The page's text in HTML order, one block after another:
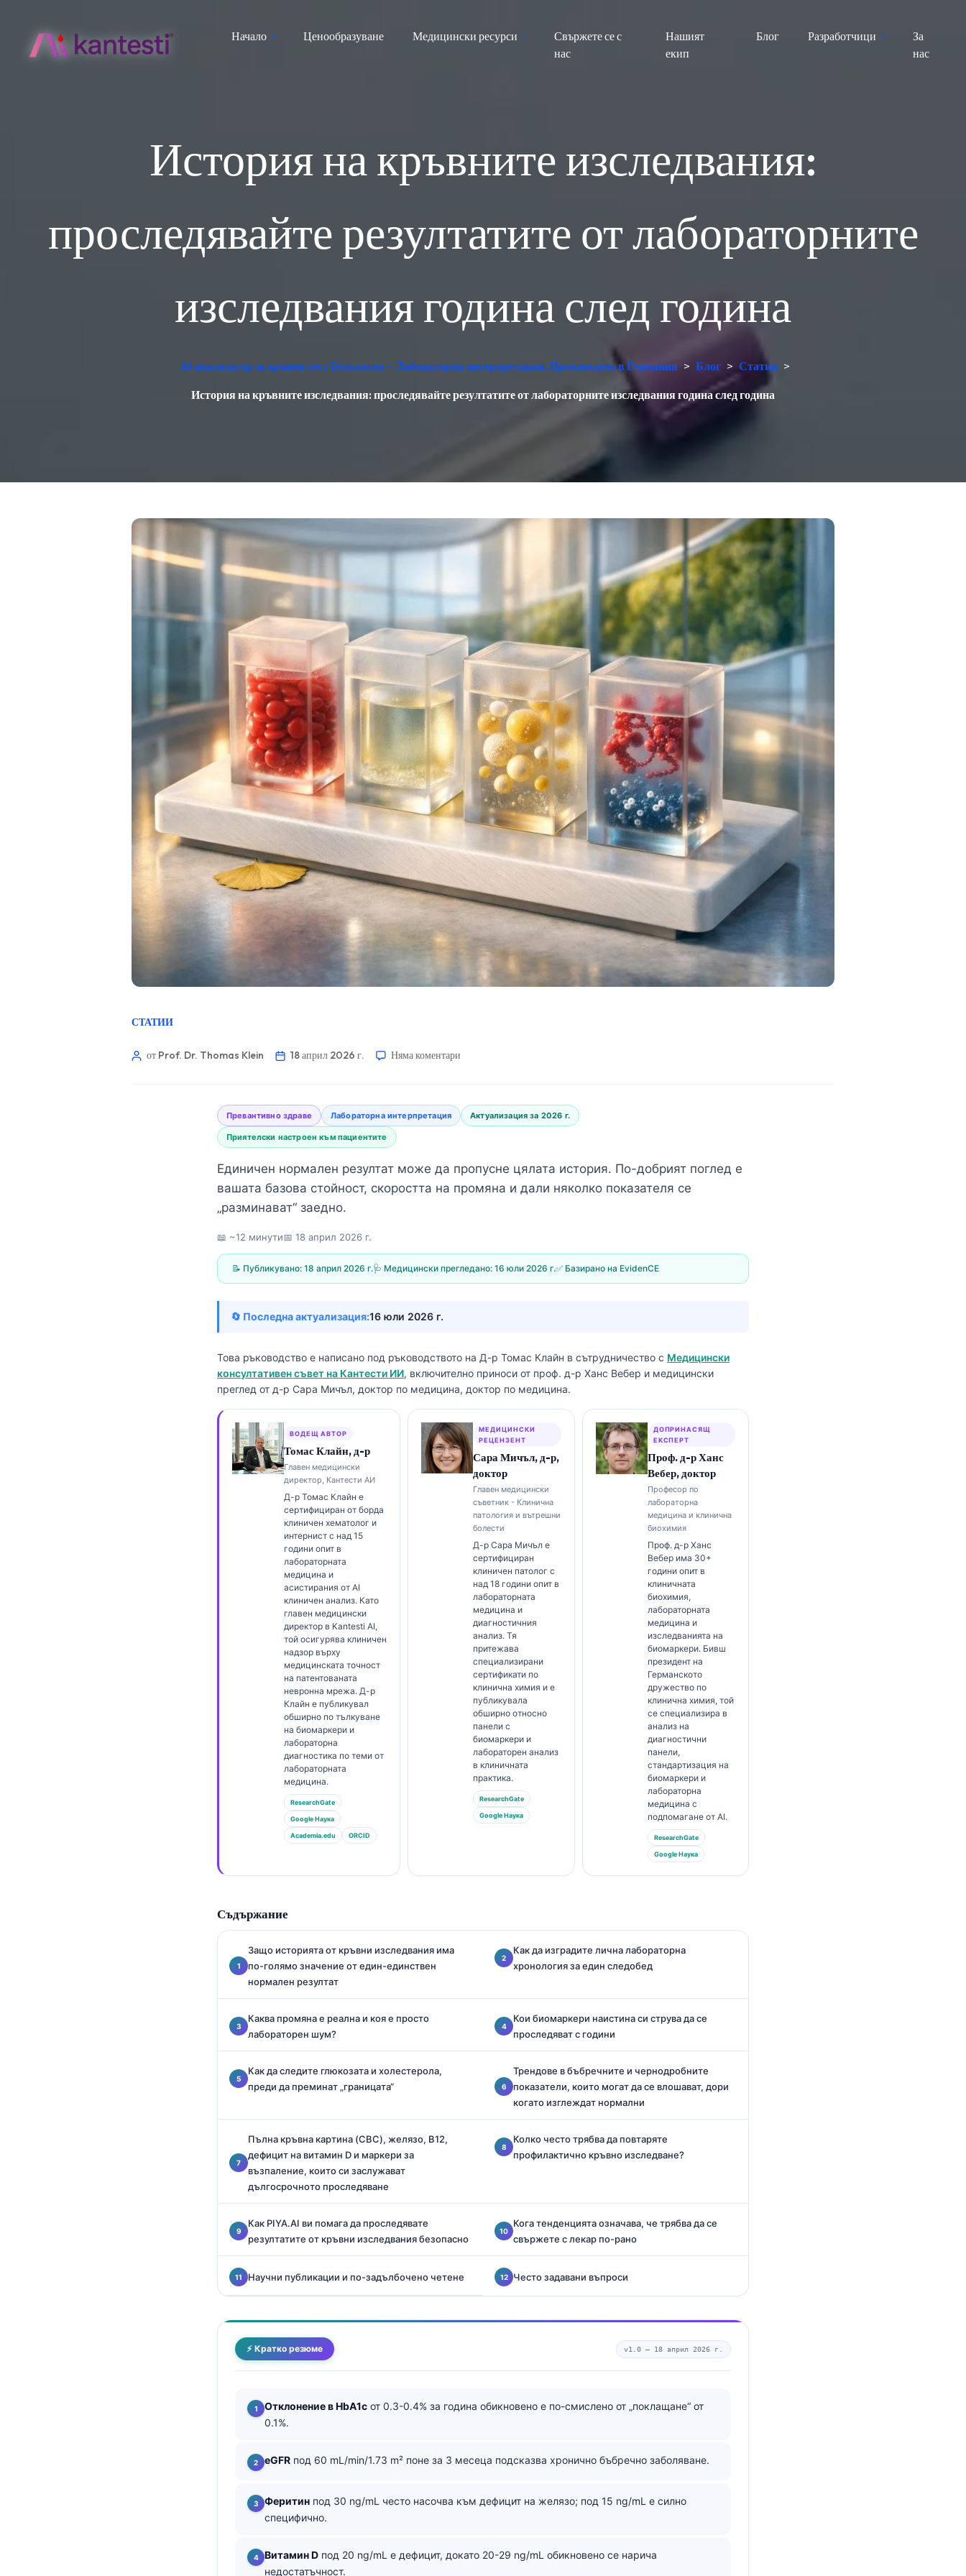
Начало Ценообразуване Медицински ресурси
Свържете се с
нас
Нашият
екип
Блог Разработчици
За
нас
История на кръвните изследвания:
проследявайте резултатите от лабораторните
изследвания година след година
AI анализатор за кръвен тест Безплатно – Лабораторна интерпретация, Произведено в Германия > Блог > Статии >
История на кръвните изследвания: проследявайте резултатите от лабораторните изследвания година след година
СТАТИИ
от Prof. Dr. Thomas Klein 18 април 2026 г. Няма коментари
Превантивно здраве Лабораторна интерпретация Актуализация за 2026 г.
Приятелски настроен към пациентите
Единичен нормален резултат може да пропусне цялата история. По-добрият поглед е
вашата базова стойност, скоростта на промяна и дали няколко показателя се
„разминават“ заедно.
📖 ~12 минути📅 18 април 2026 г.
📝 Публикувано: 18 април 2026 г.🩺 Медицински прегледано: 16 юли 2026 г.✅ Базирано на EvidenCE
🔄 Последна актуализация:16 юли 2026 г.
Това ръководство е написано под ръководството на Д-р Томас Клайн в сътрудничество с Медицински
консултативен съвет на Кантести ИИ, включително приноси от проф. д-р Ханс Вебер и медицински
преглед от д-р Сара Мичъл, доктор по медицина, доктор по медицина.
ВОДЕЩ АВТОР
Томас Клайн, д-р
Главен медицински
директор, Кантести АИ
Д-р Томас Клайн е
сертифициран от борда
клиничен хематолог и
интернист с над 15
години опит в
лабораторната
медицина и
асистирания от AI
клиничен анализ. Като
главен медицински
директор в Kantesti AI,
той осигурява клиничен
надзор върху
медицинската точност
на патентованата
невронна мрежа. Д-р
Клайн е публикувал
обширно по тълкуване
на биомаркери и
лабораторна
диагностика по теми от
лабораторната
медицина.
ResearchGate
Google Наука
Academia.edu ORCID
МЕДИЦИНСКИ
РЕЦЕНЗЕНТ
Сара Мичъл, д-р,
доктор
Главен медицински
съветник - Клинична
патология и вътрешни
болести
Д-р Сара Мичъл е
сертифициран
клиничен патолог с
над 18 години опит в
лабораторната
медицина и
диагностичния
анализ. Тя
притежава
специализирани
сертификати по
клинична химия и е
публикувала
обширно относно
панели с
биомаркери и
лабораторен анализ
в клиничната
практика.
ResearchGate
Google Наука
ДОПРИНАСЯЩ
ЕКСПЕРТ
Проф. д-р Ханс
Вебер, доктор
Професор по
лабораторна
медицина и клинична
биохимия
Проф. д-р Ханс
Вебер има 30+
години опит в
клиничната
биохимия,
лабораторната
медицина и
изследванията на
биомаркери. Бивш
президент на
Германското
дружество по
клинична химия, той
се специализира в
анализ на
диагностични
панели,
стандартизация на
биомаркери и
лабораторна
медицина с
подпомагане от AI.
ResearchGate
Google Наука
Съдържание
Защо историята от кръвни изследвания има
по-голямо значение от един-единствен
нормален резултат
Как да изградите лична лабораторна
хронология за един следобед
Каква промяна е реална и коя е просто
лабораторен шум?
Кои биомаркери наистина си струва да се
проследяват с години
Как да следите глюкозата и холестерола,
преди да преминат „границата“
Трендове в бъбречните и чернодробните
показатели, които могат да се влошават, дори
когато изглеждат нормални
Пълна кръвна картина (CBC), желязо, B12,
дефицит на витамин D и маркери за
възпаление, които си заслужават
дългосрочното проследяване
Колко често трябва да повтаряте
профилактично кръвно изследване?
Как PIYA.AI ви помага да проследявате
резултатите от кръвни изследвания безопасно
Кога тенденцията означава, че трябва да се
свържете с лекар по-рано
Научни публикации и по-задълбочено четене Често задавани въпроси
⚡ Кратко резюме v1.0 — 18 април 2026 г.
Отклонение в HbA1c от 0.3-0.4% за година обикновено е по-смислено от „поклащане“ от
0.1%.
еGFR под 60 mL/min/1.73 m² поне за 3 месеца подсказва хронично бъбречно заболяване.
Феритин под 30 ng/mL често насочва към дефицит на желязо; под 15 ng/mL е силно
специфично.
Витамин D под 20 ng/mL е дефицит, докато 20-29 ng/mL обикновено се нарича
недостатъчност.